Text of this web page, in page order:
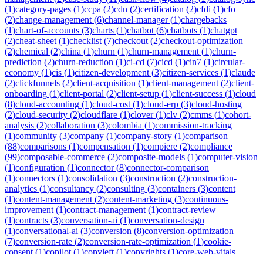
(1)category-pages (1)ccpa (2)cdn (2)certification (2)cfdi (1)cfo
(2)change-management (6)channel-manager(1)chargebacks
(1)chart-of-accounts (3)charts (1)chatbot (6)chatbots (1)chatgpt
(2)cheat-sheet (1)checklist (7)checkout (2)checkout-optimization
(2)chemical (2)china (1)churn (1)churn-management (1)churn-
prediction (2)churn-reduction (1)ci-cd (7)cicd (1)cin7 (1)circular-
economy (1)cis (1)citizen-development (3)citizen-services (1)claude
(2)clickfunnels (2)client-acquisition (1)client-management (2)client-
onboarding (1)client-portal (2)client-setup (1)client-success (1)cloud
(8)cloud-accounting (1)cloud-cost (1)cloud-erp (3)cloud-hosting
(2)cloud-security (2)cloudflare (1)clover(1)clv (2)cmms (1)cohort-
analysis (2)collaboration (3)colombia (1)commission-tracking
(1)community (3)company (1)company-story (1)comparison
(88)comparisons (1)compensation (1)compiere (2)compliance
(99)composable-commerce (2)composite-models (1)computer-vision
(1)configuration (1)connector(8)connector-comparison
(1)connectors (1)consolidation (3)construction (2)construction-
analytics (1)consultancy (2)consulting (3)containers (3)content
(1)content-management (2)content-marketing (3)continuous-
improvement (1)contract-management (1)contract-review
(1)contracts (3)conversation-ai (1)conversation-design
(1)conversational-ai (3)conversion (8)conversion-optimization
(7)conversion-rate (2)conversion-rate-optimization (1)cookie-
consent (1)copilot (1)copyleft (1)copyrights (1)core-web-vitals